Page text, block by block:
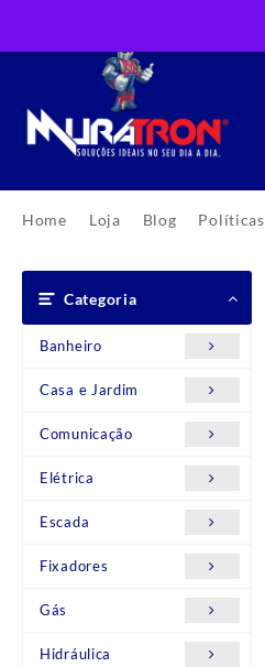
content
Home Loja Blog Políticas
Categoria
Banheiro
Casa e Jardim
Comunicação
Elétrica
Escada
Fixadores
Gás
Hidráulica